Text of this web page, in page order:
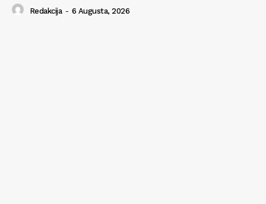
Redakcija - 6 Augusta, 2026